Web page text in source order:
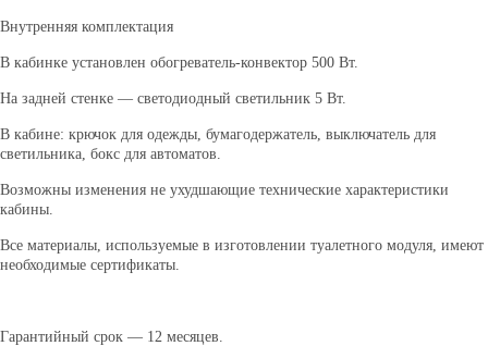
Внутренняя комплектация
В кабинке установлен обогреватель-конвектор 500 Вт.
На задней стенке — светодиодный светильник 5 Вт.
В кабине: крючок для одежды, бумагодержатель, выключатель для
светильника, бокс для автоматов.
Возможны изменения не ухудшающие технические характеристики
кабины.
Все материалы, используемые в изготовлении туалетного модуля, имеют
необходимые сертификаты.
Гарантийный срок — 12 месяцев.